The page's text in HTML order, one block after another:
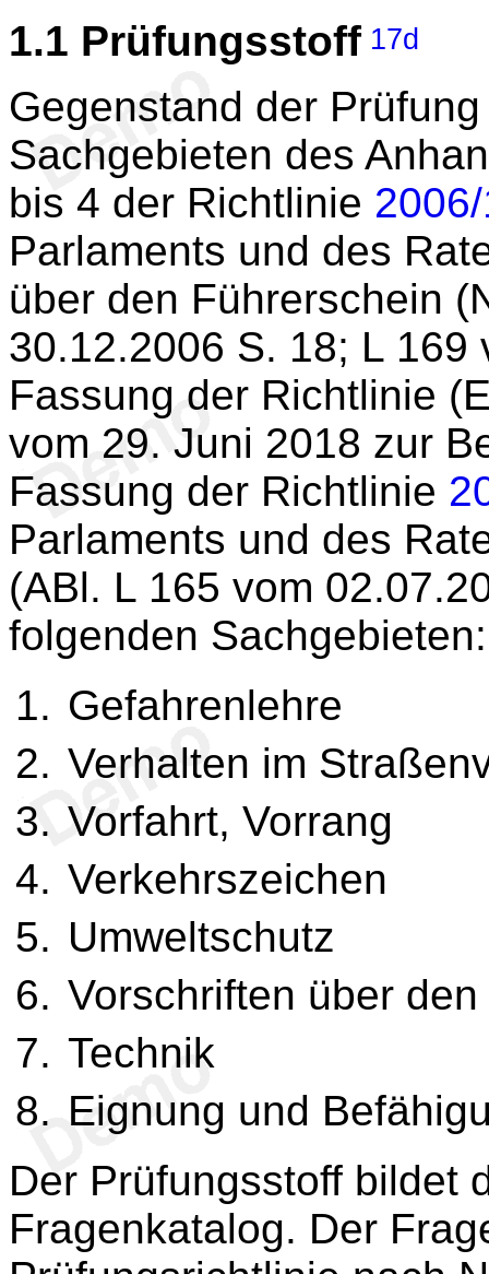
1.1 Prüfungsstoff 17d
Gegenstand der
Sachgebieten des
bis 4 der Richtlinie
Parlaments und des
über den Führerschein
30.12.2006 S. 18; L 169
Fassung der Richtlinie
vom 29. Juni 2018 zur
Fassung der Richtlinie
Parlaments und des
(ABl. L 165 vom
folgenden Sachgebieten:
Gefahrenlehre
Verhalten im
Vorfahrt, Vorrang
Verkehrszeichen
Umweltschutz
Vorschriften über
Technik
Eignung und
Der Prüfungsstoff bildet
Fragenkatalog. Der